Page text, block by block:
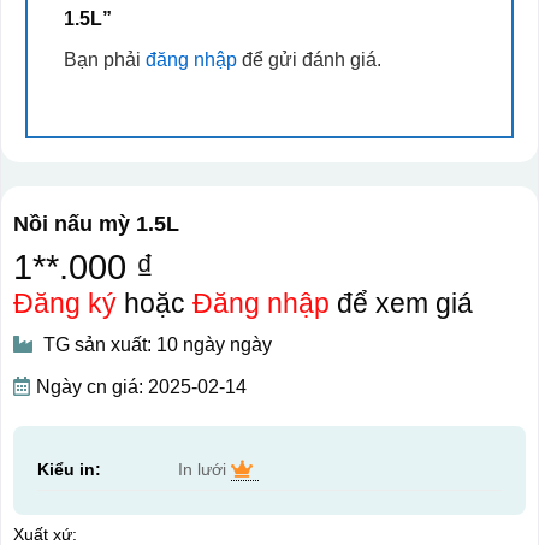
1.5L”
Bạn phải đăng nhậpđể gửi đánh giá.
Nồi nấu mỳ 1.5L
1**.000 ₫
Đăng kýhoặc Đăng nhập để xem giá
TG sản xuất: 10 ngày ngày
Ngày cn giá: 2025-02-14
Kiểu in: In lưới
Xuất xứ: